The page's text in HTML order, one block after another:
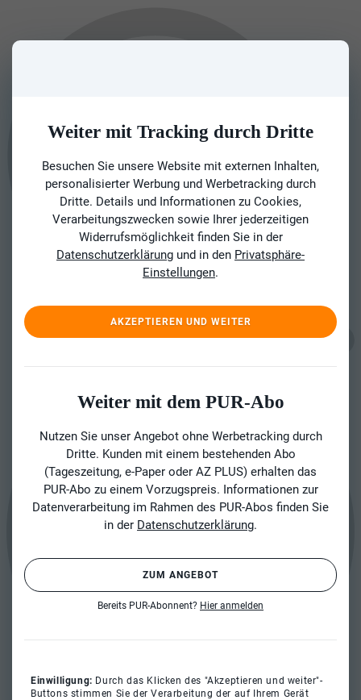
Weiter mit Tracking durch Dritte
Besuchen Sie unsere Website mit externen Inhalten,
personalisierter Werbung und Werbetracking durch
Dritte. Details und Informationen zu Cookies,
Verarbeitungszwecken sowie Ihrer jederzeitigen
Widerrufsmöglichkeit finden Sie in der
Datenschutzerklärung und in den Privatsphäre-
Einstellungen.
AKZEPTIEREN UND WEITER
Weiter mit dem PUR-Abo
Nutzen Sie unser Angebot ohne Werbetracking durch
Dritte. Kunden mit einem bestehenden Abo
(Tageszeitung, e-Paper oder AZ PLUS) erhalten das
PUR-Abo zu einem Vorzugspreis. Informationen zur
Datenverarbeitung im Rahmen des PUR-Abos finden Sie
in der Datenschutzerklärung.
ZUM ANGEBOT
Bereits PUR-Abonnent? Hier anmelden
Einwilligung: Durch das Klicken des "Akzeptieren und weiter"-
Buttons stimmen Sie der Verarbeitung der auf Ihrem Gerät